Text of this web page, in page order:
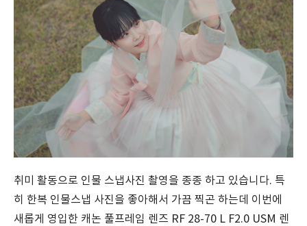
취미 활동으로 인물 스냅사진 촬영을 종종 하고 있습니다. 특
히 한복 인물스냅 사진을 좋아해서 가끔 찍곤 하는데 이번에
새롭게 영입한 캐논 풀프레임 렌즈 RF 28-70 L F2.0 USM 렌